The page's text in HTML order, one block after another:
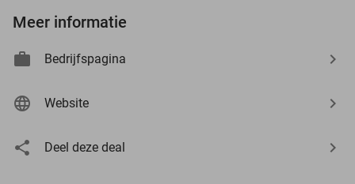
Meer informatie
Bedrijfspagina
Website
Deel deze deal